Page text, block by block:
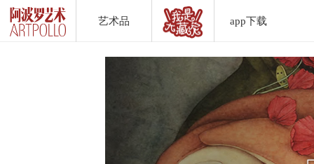
艺术品 app下载
DownLoad